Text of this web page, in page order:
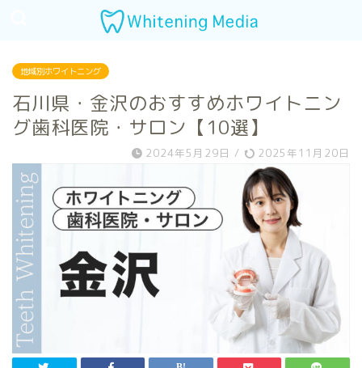
地域別ホワイトニング
石川県・金沢のおすすめホワイトニン
グ歯科医院・サロン【10選】
2024年5月29日 / 2025年11月20日